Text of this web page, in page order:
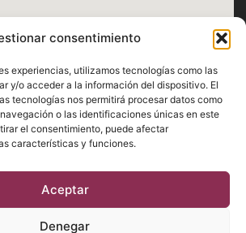
consentimiento
experiencias, utilizamos tecnologías como las
y/o acceder a la información del dispositivo. El
tecnologías nos permitirá procesar datos como
o las identificaciones únicas en este
el consentimiento, puede afectar
características y funciones.
Aceptar
Denegar
Horario
· Jueves · Domingo
12:30h a 1h
· Sábado
12:30h a 2h
Cookies